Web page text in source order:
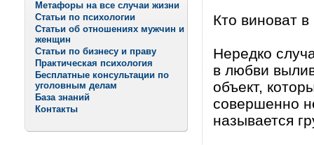
Метафоры на все случаи жизни
Статьи по психологии
Статьи об отношениях мужчин и
женщин
Статьи по бизнесу и праву
Практическая психология
Бесплатные консультации по
уголовным делам
База знаний
Контакты
Кто виноват
Нередко
в любви
объект,
совершенно
называется